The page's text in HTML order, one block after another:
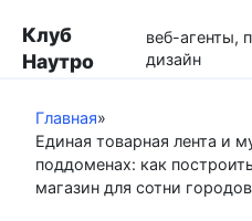
контенту
Клуб
Наутро
веб-агенты,
дизайн
Главная»
Единая товарная лента и
поддоменах: как
магазин для сотни городов